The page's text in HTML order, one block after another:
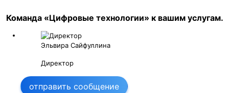
Команда «Цифровые технологии» к вашим услугам.
Эльвира Сайфуллина
Директор
отправить сообщение